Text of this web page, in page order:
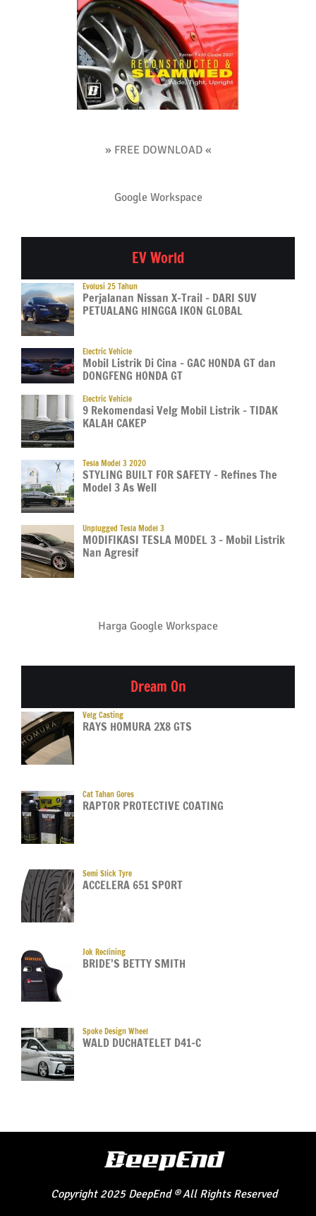
» FREE DOWNLOAD «
Google Workspace
EV World
Evolusi 25 Tahun
Perjalanan Nissan X-Trail – DARI SUV
PETUALANG HINGGA IKON GLOBAL
Electric Vehicle
Mobil Listrik Di Cina – GAC HONDA GT dan
DONGFENG HONDA GT
Electric Vehicle
9 Rekomendasi Velg Mobil Listrik – TIDAK
KALAH CAKEP
Tesla Model 3 2020
STYLING BUILT FOR SAFETY – Refines The
Model 3 As Well
Unplugged Tesla Model 3
MODIFIKASI TESLA MODEL 3 – Mobil Listrik
Nan Agresif
Harga Google Workspace
Dream On
Velg Casting
RAYS HOMURA 2X8 GTS
Cat Tahan Gores
RAPTOR PROTECTIVE COATING
Semi Slick Tyre
ACCELERA 651 SPORT
Jok Reclining
BRIDE’S BETTY SMITH
Spoke Design Wheel
WALD DUCHATELET D41-C
Copyright 2025 DeepEnd®All Rights Reserved